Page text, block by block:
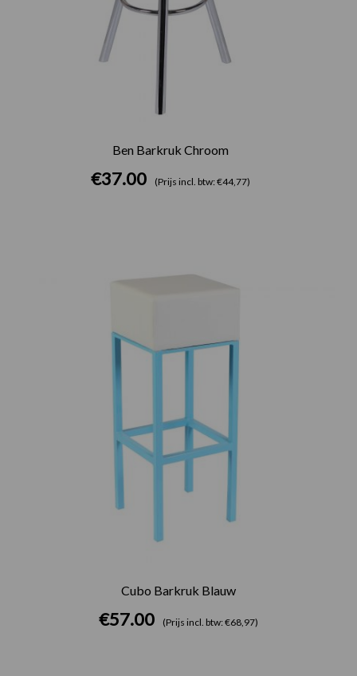
Ben Barkruk Chroom
€37.00 (Prijs incl. btw: €44,77)
Cubo Barkruk Blauw
€57.00 (Prijs incl. btw: €68,97)